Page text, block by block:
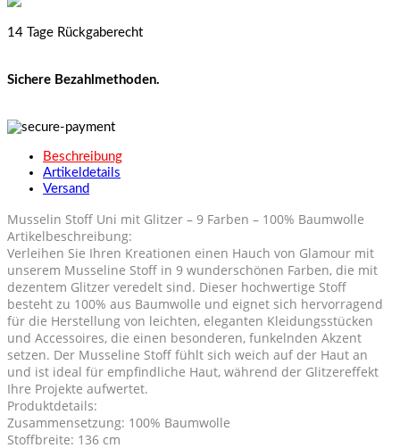
14 Tage Rückgaberecht
Sichere Bezahlmethoden.
Beschreibung
Artikeldetails
Versand
Musselin Stoff Uni mit Glitzer – 9 Farben – 100% Baumwolle
Artikelbeschreibung:
Verleihen Sie Ihren Kreationen einen Hauch von Glamour mit
unserem Musseline Stoff in 9 wunderschönen Farben, die mit
dezentem Glitzer veredelt sind. Dieser hochwertige Stoff
besteht zu 100% aus Baumwolle und eignet sich hervorragend
für die Herstellung von leichten, eleganten Kleidungsstücken
und Accessoires, die einen besonderen, funkelnden Akzent
setzen. Der Musseline Stoff fühlt sich weich auf der Haut an
und ist ideal für empfindliche Haut, während der Glitzereffekt
Ihre Projekte aufwertet.
Produktdetails:
Zusammensetzung: 100% Baumwolle
Stoffbreite: 136 cm